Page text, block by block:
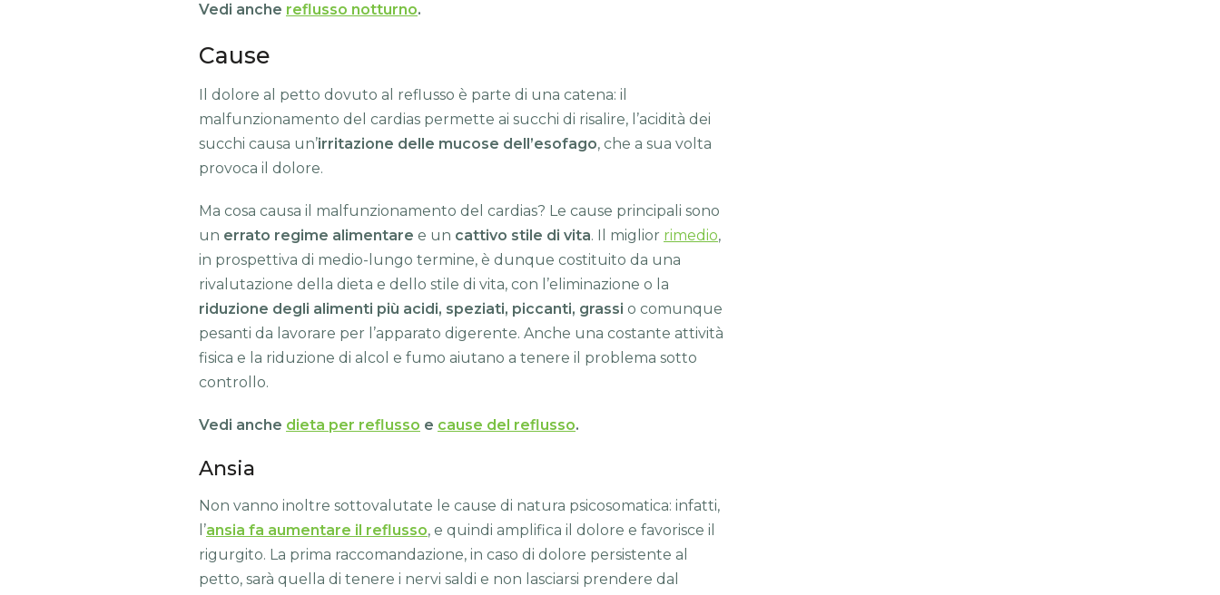
Vedi anche reflusso notturno.
Cause
Il dolore al petto dovuto al reflusso è parte di una catena: il
malfunzionamento del cardias permette ai succhi di risalire, l’acidità dei
succhi causa un’irritazione delle mucose dell’esofago, che a sua volta
provoca il dolore.
Ma cosa causa il malfunzionamento del cardias? Le cause principali sono
un errato regime alimentare e un cattivo stile di vita. Il miglior rimedio,
in prospettiva di medio-lungo termine, è dunque costituito da una
rivalutazione della dieta e dello stile di vita, con l’eliminazione o la
riduzione degli alimenti più acidi, speziati, piccanti, grassi o comunque
pesanti da lavorare per l’apparato digerente. Anche una costante attività
fisica e la riduzione di alcol e fumo aiutano a tenere il problema sotto
controllo.
Vedi anche dieta per reflusso e cause del reflusso.
Ansia
Non vanno inoltre sottovalutate le cause di natura psicosomatica: infatti,
l’ansia fa aumentare il reflusso, e quindi amplifica il dolore e favorisce il
rigurgito. La prima raccomandazione, in caso di dolore persistente al
petto, sarà quella di tenere i nervi saldi e non lasciarsi prendere dal